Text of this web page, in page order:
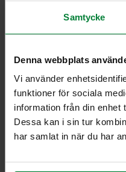
Samtycke
Denna webbplats
Vi använder
funktioner för sociala
information från din
Dessa kan i sin tur
har samlat in när du har